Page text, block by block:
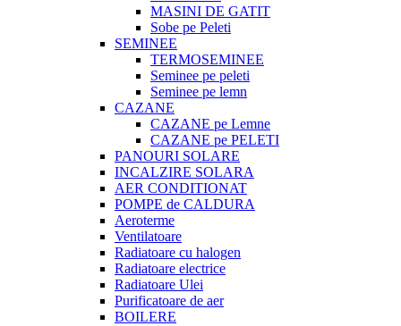
MASINI DE GATIT
Sobe pe Peleti
SEMINEE
TERMOSEMINEE
Seminee pe peleti
Seminee pe lemn
CAZANE
CAZANE pe Lemne
CAZANE pe PELETI
PANOURI SOLARE
INCALZIRE SOLARA
AER CONDITIONAT
POMPE de CALDURA
Aeroterme
Ventilatoare
Radiatoare cu halogen
Radiatoare electrice
Radiatoare Ulei
Purificatoare de aer
BOILERE